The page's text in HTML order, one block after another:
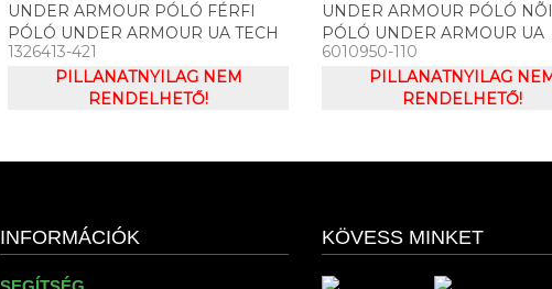
UNDER ARMOUR PÓLÓ FÉRFI
PÓLÓ UNDER ARMOUR UA TECH
2.0 SS TEE
1326413-421
PILLANATNYILAG NEM
RENDELHETŐ!
UNDER ARMOUR PÓLÓ NÕI
PÓLÓ UNDER ARMOUR UA
BUNGEE HEM TEE
6010950-110
PILLANATNYILAG
RENDELHETŐ!
INFORMÁCIÓK KÖVESS MINKET